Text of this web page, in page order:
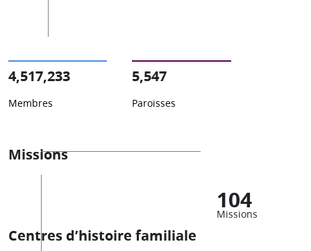
4,517,233
Membres
5,547
Paroisses
Missions
104
Missions
Centres d’histoire familiale